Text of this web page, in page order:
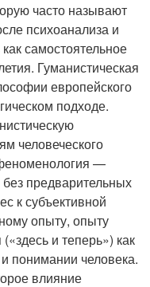
часто называют
психоанализа и
самостоятельное
Гуманистическая
европейского
подходе.
человеческого
—
предварительных
к субъективной
опыту, опыту
и теперь») как
понимании человека.
влияние